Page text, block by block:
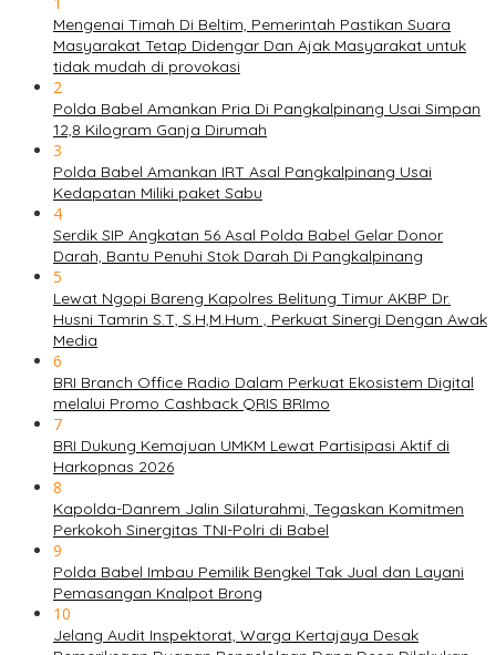
Mengenai Timah Di Beltim, Pemerintah Pastikan Suara
Masyarakat Tetap Didengar Dan Ajak Masyarakat untuk
tidak mudah di provokasi
2
Polda Babel Amankan Pria Di Pangkalpinang Usai Simpan
12,8 Kilogram Ganja Dirumah
3
Polda Babel Amankan IRT Asal Pangkalpinang Usai
Kedapatan Miliki paket Sabu
4
Serdik SIP Angkatan 56 Asal Polda Babel Gelar Donor
Darah, Bantu Penuhi Stok Darah Di Pangkalpinang
5
Lewat Ngopi Bareng Kapolres Belitung Timur AKBP Dr.
Husni Tamrin S.T, S.H,M.Hum , Perkuat Sinergi Dengan Awak
Media
6
BRI Branch Office Radio Dalam Perkuat Ekosistem Digital
melalui Promo Cashback QRIS BRImo
7
BRI Dukung Kemajuan UMKM Lewat Partisipasi Aktif di
Harkopnas 2026
8
Kapolda-Danrem Jalin Silaturahmi, Tegaskan Komitmen
Perkokoh Sinergitas TNI-Polri di Babel
9
Polda Babel Imbau Pemilik Bengkel Tak Jual dan Layani
Pemasangan Knalpot Brong
10
Jelang Audit Inspektorat, Warga Kertajaya Desak